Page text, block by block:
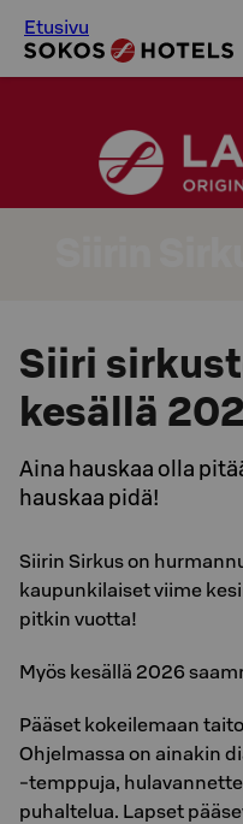
Etusivu
Siiri
kesällä
Aina hauskaa olla
hauskaa pidä!
Siirin Sirkus on
kaupunkilaiset viime
pitkin vuotta!
Myös kesällä 2026
Pääset kokeilemaan
Ohjelmassa on ainakin
-temppuja,
puhaltelua. Lapset